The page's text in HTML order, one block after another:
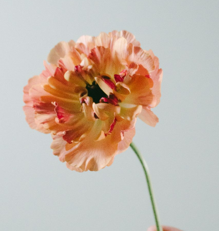
よくある質問
Q. 毎月自動でお花が届くサービスですか？
いいえ、毎月自動でお届けするサービスではありません。好
きな時に好きな花をご注文いただけます。
Q. 配送できないエリアはありますか？
ただいま沖縄・離島エリアへの配送には対応しておりませ
お花をベストなタイミングで発送しているため、お届け日の
指定はできません。受け取り時間帯は、発送後にクロネコヤ